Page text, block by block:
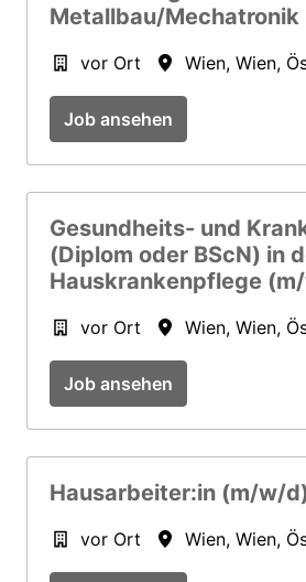
Metallbau/
vor Ort Wien, Wien,
Job ansehen
Gesundheits- und
(Diplom oder BScN) in
Hauskrankenpflege
vor Ort Wien, Wien,
Job ansehen
Hausarbeiter:in (m/w/
vor Ort Wien, Wien,